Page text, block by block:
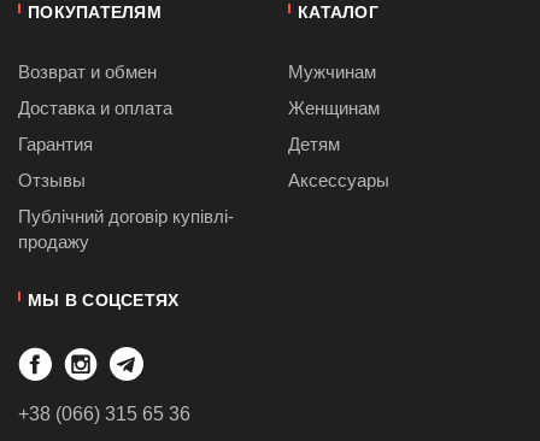
ПОКУПАТЕЛЯМ
Возврат и обмен
Доставка и оплата
Гарантия
Отзывы
Публiчний договiр купівлі-
продажу
КАТАЛОГ
Мужчинам
Женщинам
Детям
Аксессуары
МЫ В СОЦСЕТЯХ
+38 (066) 315 65 36